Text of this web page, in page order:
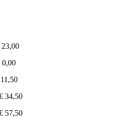
34,50
57,50